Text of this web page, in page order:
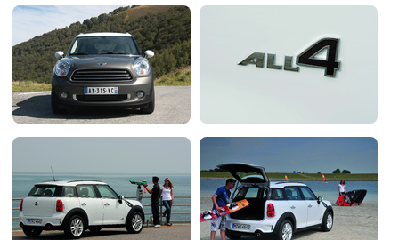
Flottes
Auto
Services
Forum
Moto
Marques